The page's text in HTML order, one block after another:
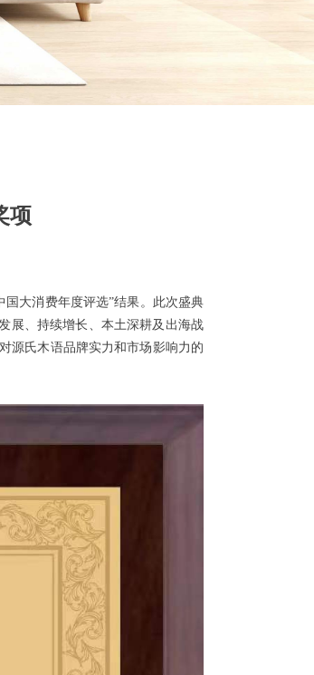
项
国大消费年度评选”结果。此次盛典
展、持续增长、本土深耕及出海战
源氏木语品牌实力和市场影响力的